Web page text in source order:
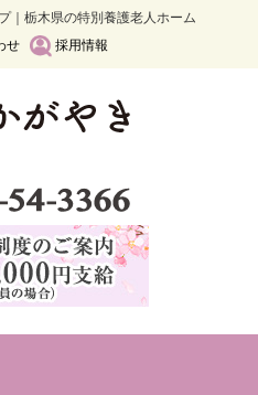
｜栃木県の特別養護老人ホーム
せ
採用情報